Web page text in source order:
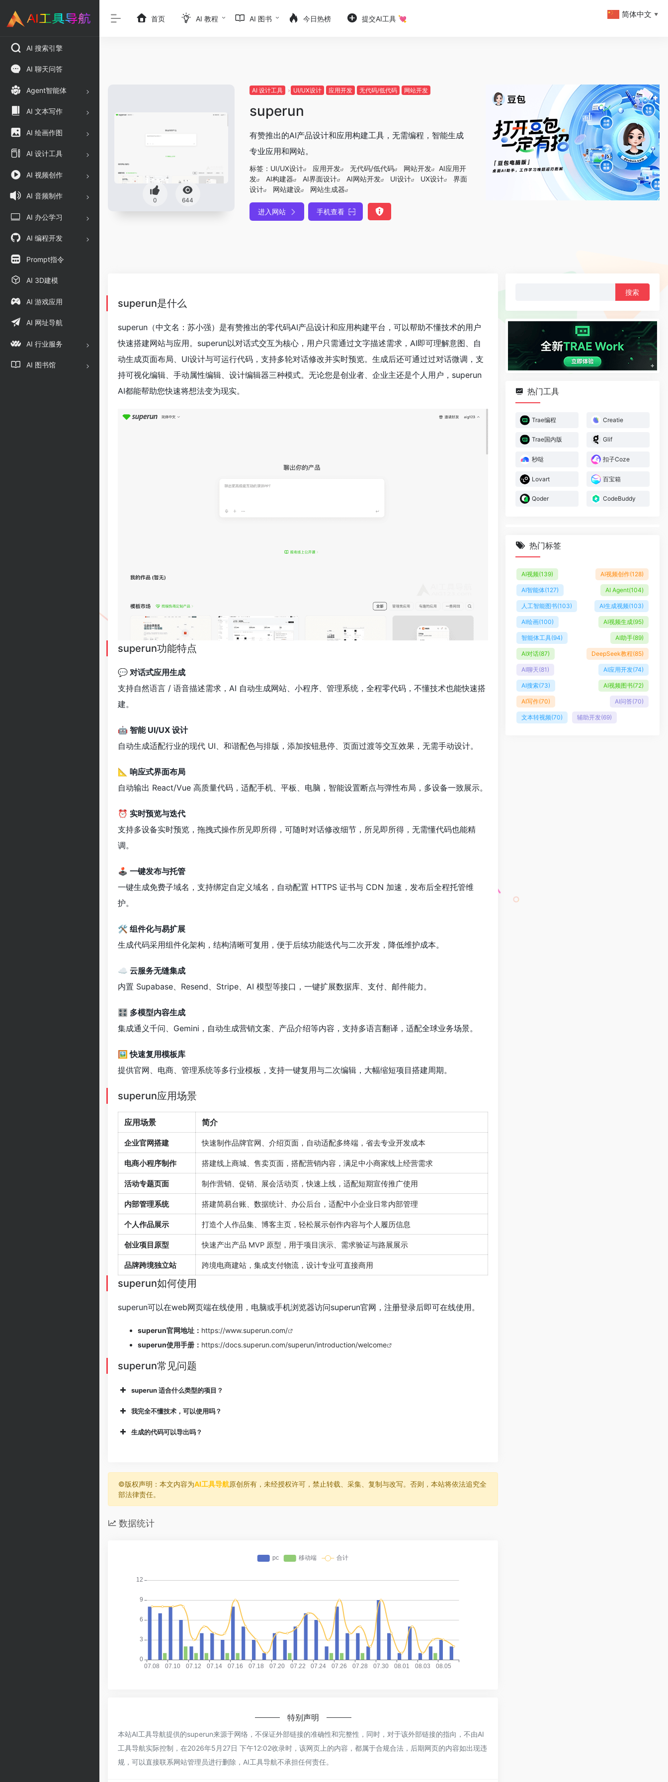
AI 搜索引擎
AI 聊天问答
Agent智能体
AI 文本写作
AI 绘画作图
AI 设计工具
AI 视频创作
AI 音频制作
AI 办公学习
AI 编程开发
Prompt指令
AI 3D建模
AI 游戏应用
AI 网址导航
AI 行业服务
AI 图书馆
首页 AI 教程 AI 图书 今日热榜 提交AI工具 💘
0 644
AI 设计工具 UI/UX设计 应用开发 无代码/低代码 网站开发
superun
有赞推出的AI产品设计和应用构建工具，无需编程，智能生成
专业应用和网站。
标签： UI/UX设计 应用开发 无代码/低代码 网站开发
AI应用开
发
AI构建器 AI界面设计 AI网站开发 UI设计 UX设计
界面
设计
网站建设 网站生成器
进入网站 手机查看
superun是什么
superun（中文名：苏小强）是有赞推出的零代码AI产品设计和应用构建平台，可以帮助不懂技术的用户
快速搭建网站与应用。superun以对话式交互为核心，用户只需通过文字描述需求，AI即可理解意图、自
动生成页面布局、UI设计与可运行代码，支持多轮对话修改并实时预览。生成后还可通过过对话微调，支
持可视化编辑、手动属性编辑、设计编辑器三种模式。无论您是创业者、企业主还是个人用户，superun
AI都能帮助您快速将想法变为现实。
superun功能特点
💬 对话式应用生成
支持自然语言 / 语音描述需求，AI 自动生成网站、小程序、管理系统，全程零代码，不懂技术也能快速搭
建。
🤖 智能 UI/UX 设计
自动生成适配行业的现代 UI、和谐配色与排版，添加按钮悬停、页面过渡等交互效果，无需手动设计。
📐 响应式界面布局
自动输出 React/Vue 高质量代码，适配手机、平板、电脑，智能设置断点与弹性布局，多设备一致展示。
⏰ 实时预览与迭代
支持多设备实时预览，拖拽式操作所见即所得，可随时对话修改细节，所见即所得，无需懂代码也能精
调。
🕹 一键发布与托管
一键生成免费子域名，支持绑定自定义域名，自动配置 HTTPS 证书与 CDN 加速，发布后全程托管维
护。
🛠 组件化与易扩展
生成代码采用组件化架构，结构清晰可复用，便于后续功能迭代与二次开发，降低维护成本。
☁️ 云服务无缝集成
内置 Supabase、Resend、Stripe、AI 模型等接口，一键扩展数据库、支付、邮件能力。
🎛 多模型内容生成
集成通义千问、Gemini，自动生成营销文案、产品介绍等内容，支持多语言翻译，适配全球业务场景。
🖼 快速复用模板库
提供官网、电商、管理系统等多行业模板，支持一键复用与二次编辑，大幅缩短项目搭建周期。
superun应用场景
应用场景 简介
企业官网搭建 快速制作品牌官网、介绍页面，自动适配多终端，省去专业开发成本
电商小程序制作 搭建线上商城、售卖页面，搭配营销内容，满足中小商家线上经营需求
活动专题页面 制作营销、促销、展会活动页，快速上线，适配短期宣传推广使用
内部管理系统 搭建简易台账、数据统计、办公后台，适配中小企业日常内部管理
个人作品展示 打造个人作品集、博客主页，轻松展示创作内容与个人履历信息
创业项目原型 快速产出产品 MVP 原型，用于项目演示、需求验证与路展展示
品牌跨境独立站 跨境电商建站，集成支付物流，设计专业可直接商用
superun如何使用
superun可以在web网页端在线使用，电脑或手机浏览器访问superun官网，注册登录后即可在线使用。
superun官网地址： https://www.superun.com/
superun使用手册： https://docs.superun.com/superun/introduction/welcome
superun常见问题
superun 适合什么类型的项目？
我完全不懂技术，可以使用吗？
生成的代码可以导出吗？
©️版权声明：本文内容为AI工具导航原创所有，未经授权许可，禁止转载、采集、复制与改写。否则，本站将依法追究全
部法律责任。
数据统计
特别声明
本站AI工具导航提供的superun来源于网络，不保证外部链接的准确性和完整性，同时，对于该外部链接的指向，不由AI
工具导航实际控制，在2026年5月27日 下午12:02收录时，该网页上的内容，都属于合规合法，后期网页的内容如出现违
规，可以直接联系网站管理员进行删除，AI工具导航不承担任何责任。
热门工具
Trae编程 Creatie
Trae国内版 Glif
秒哒 扣子Coze
Lovart 百宝箱
Qoder CodeBuddy
热门标签
AI视频(139) AI视频创作(128)
AI智能体(127) AI Agent(104)
人工智能图书(103) AI生成视频(103)
AI绘画(100) AI视频生成(95)
智能体工具(94) AI助手(89)
AI对话(87) DeepSeek教程(85)
AI聊天(81) AI应用开发(74)
AI搜索(73) AI视频图书(72)
AI写作(70) AI问答(70)
文本转视频(70) 辅助开发(69)
简体中文 ▼